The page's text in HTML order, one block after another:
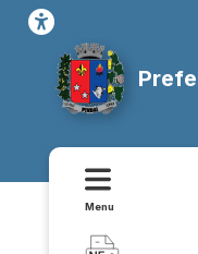
Menu